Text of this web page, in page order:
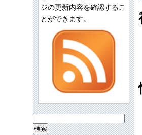
ジの更新内容を確認するこ
とができます。